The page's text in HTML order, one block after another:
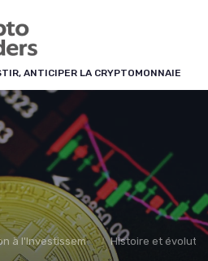
ANTICIPER LA CRYPTOMONNAIE
en Cryptomonnaies Histoire et